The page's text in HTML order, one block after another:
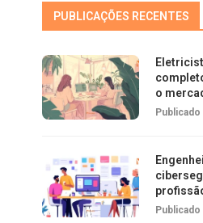
PUBLICAÇÕES RECENTES
o